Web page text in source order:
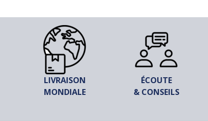
LIVRAISON
MONDIALE
ÉCOUTE
& CONSEILS